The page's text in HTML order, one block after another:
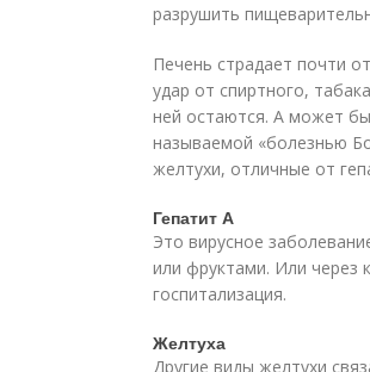
разрушить
Печень страдает почти
удар от спиртного,
ней остаются. А может
называемой «болезнью
желтухи, отличные от
Гепатит А
Это вирусное
или фруктами. Или через
госпитализация.
Желтуха
Другие виды желтухи